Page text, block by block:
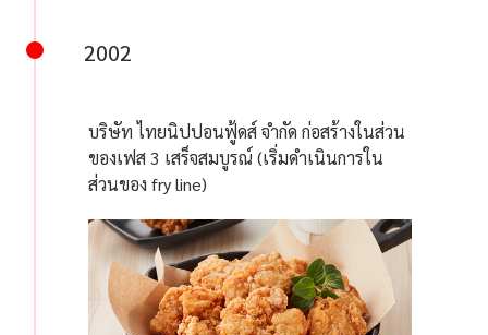
บริษัท ไทยนิปปอนฟู้ดส์ จำกัด ก่อสร้างในส่วน
ของเฟส 3 เสร็จสมบูรณ์ (เริ่มดำเนินการใน
ส่วนของ fry line)
2002